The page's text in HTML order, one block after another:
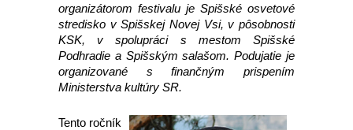
organizátorom festivalu je Spišské osvetové
stredisko v Spišskej Novej Vsi, v pôsobnosti
KSK, v spolupráci s mestom Spišské
Podhradie a Spišským salašom. Podujatie je
organizované s finančným prispením
Ministerstva kultúry SR.
Tento ročník